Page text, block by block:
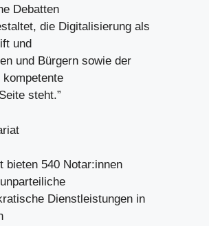
Debatten
die Digitalisierung als
und
und Bürgern sowie der
steht.”
bieten 540 Notar:innen
Dienstleistungen in